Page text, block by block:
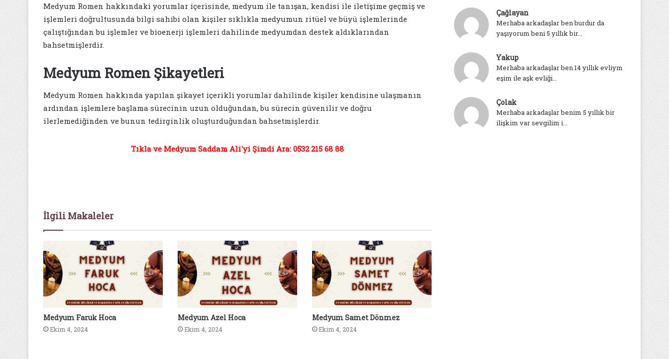
Medyum Romen hakkındaki yorumlar içerisinde, medyum ile tanışan, kendisi ile iletişime geçmiş ve
işlemleri doğrultusunda bilgi sahibi olan kişiler sıklıkla medyumun ritüel ve büyü işlemlerinde
çalıştığından bu işlemler ve bioenerji işlemleri dahilinde medyumdan destek aldıklarından
bahsetmişlerdir.
Medyum Romen Şikayetleri
Medyum Romen hakkında yapılan şikayet içerikli yorumlar dahilinde kişiler kendisine ulaşmanın
ardından işlemlere başlama sürecinin uzun olduğundan, bu sürecin güvenilir ve doğru
ilerlemediğinden ve bunun tedirginlik oluşturduğundan bahsetmişlerdir.
Tıkla ve Medyum Saddam Ali'yi Şimdi Ara: 0532 215 68 88
İlgili Makaleler
Medyum Faruk Hoca
Ekim 4, 2024
Medyum Azel Hoca
Ekim 4, 2024
Medyum Samet Dönmez
Ekim 4, 2024
Çağlayan
Merhaba arkadaşlar ben burdur da
yaşıyorum beni 5 yıllık bir...
Yakup
Merhaba arkadaşlar ben 14 yıllık evliym
eşim ile aşk evliği...
Çolak
Merhaba arkadaşlar benim 5 yıllık bir
ilişkim var sevgilim i...